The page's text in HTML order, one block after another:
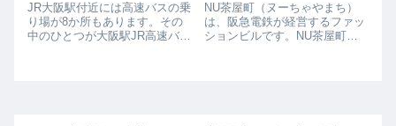
JR大阪駅付近には高速バスの乗
り場が8か所もあります。その
中のひとつが大阪駅JR高速バス
NU茶屋町（ヌーちゃやまち）
は、阪急電鉄が経営するファッ
ションビルです。NU茶屋町と